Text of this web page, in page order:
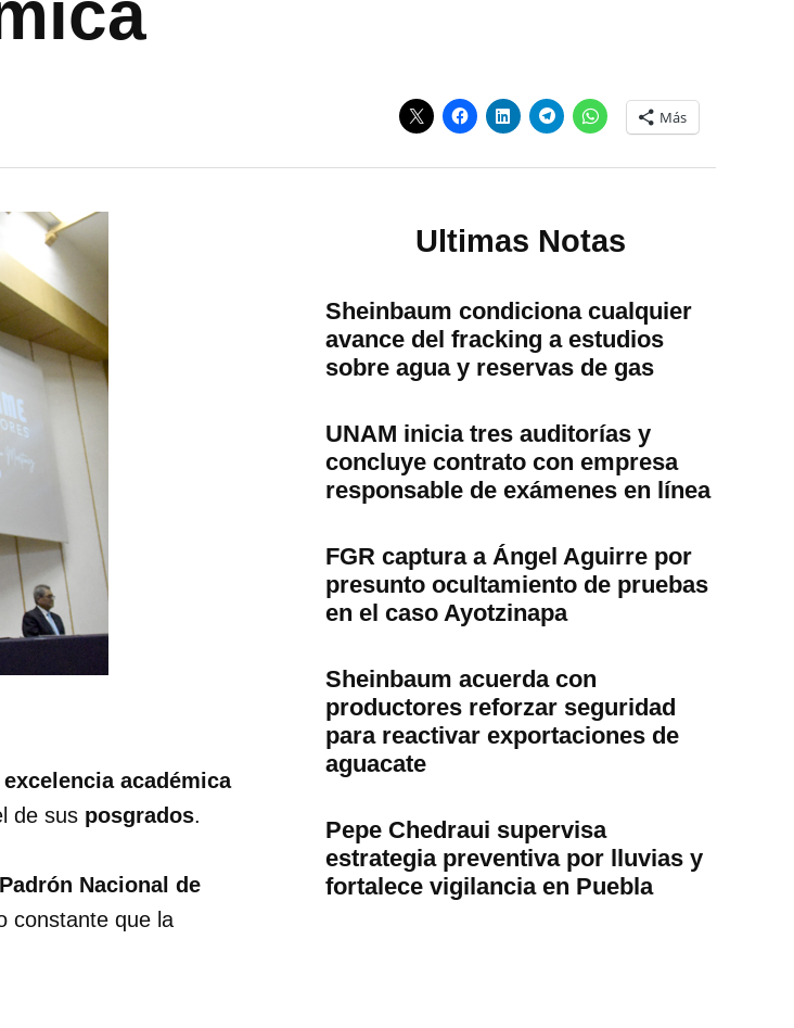
Más
excelencia académica
de sus posgrados.
Padrón Nacional de
constante que la
Ultimas Notas
Sheinbaum condiciona cualquier
avance del fracking a estudios
sobre agua y reservas de gas
UNAM inicia tres auditorías y
concluye contrato con empresa
responsable de exámenes en línea
FGR captura a Ángel Aguirre por
presunto ocultamiento de pruebas
en el caso Ayotzinapa
Sheinbaum acuerda con
productores reforzar seguridad
para reactivar exportaciones de
aguacate
Pepe Chedraui supervisa
estrategia preventiva por lluvias y
fortalece vigilancia en Puebla